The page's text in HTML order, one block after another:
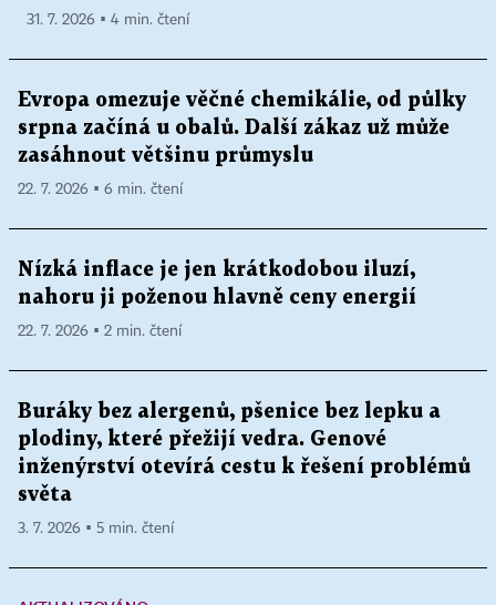
31. 7. 2026 ▪ 4 min. čtení
Evropa omezuje věčné chemikálie, od půlky
srpna začíná u obalů. Další zákaz už může
zasáhnout většinu průmyslu
22. 7. 2026 ▪ 6 min. čtení
Nízká inflace je jen krátkodobou iluzí,
nahoru ji poženou hlavně ceny energií
22. 7. 2026 ▪ 2 min. čtení
Buráky bez alergenů, pšenice bez lepku a
plodiny, které přežijí vedra. Genové
inženýrství otevírá cestu k řešení problémů
světa
3. 7. 2026 ▪ 5 min. čtení